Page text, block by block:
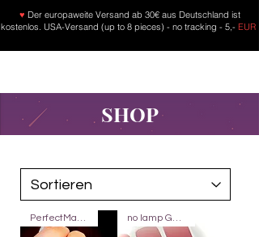
♥ Der europaweite Versand ab 30€ aus Deutschland ist
kostenlos. USA-Versand (up to 8 pieces) - no tracking - 5,- EUR
SHOP
PerfectMatch no lamp Gels 20